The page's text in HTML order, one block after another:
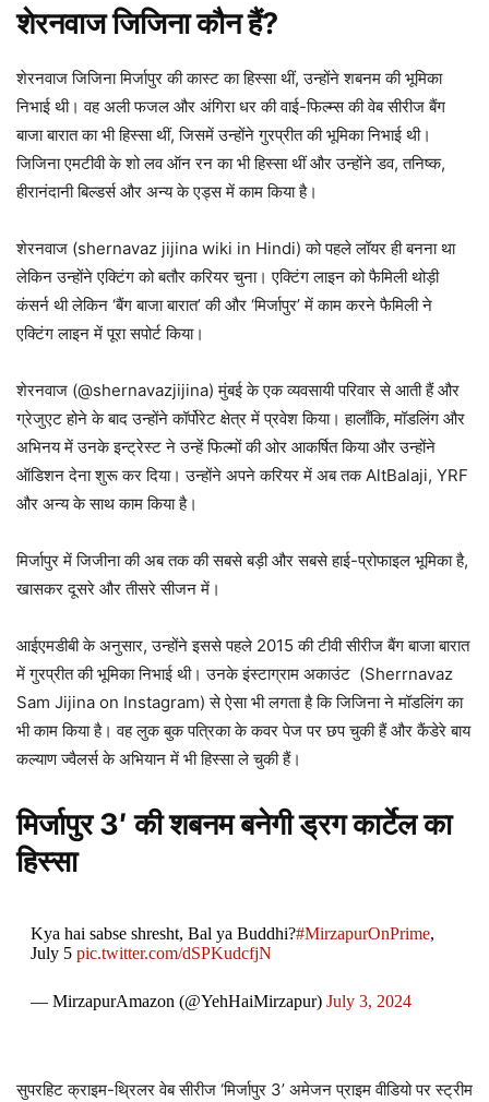
शेरनवाज जिजिना कौन हैं?
शेरनवाज जिजिना मिर्जापुर की कास्ट का हिस्सा थीं, उन्होंने शबनम की भूमिका
निभाई थी। वह अली फजल और अंगिरा धर की वाई-फिल्म्स की वेब सीरीज बैंग
बाजा बारात का भी हिस्सा थीं, जिसमें उन्होंने गुरप्रीत की भूमिका निभाई थी।
जिजिना एमटीवी के शो लव ऑन रन का भी हिस्सा थीं और उन्होंने डव, तनिष्क,
हीरानंदानी बिल्डर्स और अन्य के एड्स में काम किया है।
शेरनवाज (shernavaz jijina wiki in Hindi) को पहले लॉयर ही बनना था
लेकिन उन्होंने एक्टिंग को बतौर करियर चुना। एक्टिंग लाइन को फैमिली थोड़ी
कंसर्न थी लेकिन ‘बैंग बाजा बारात’ की और ‘मिर्जापुर’ में काम करने फैमिली ने
एक्टिंग लाइन में पूरा सपोर्ट किया।
शेरनवाज (@shernavazjijina) मुंबई के एक व्यवसायी परिवार से आती हैं और
ग्रेजुएट होने के बाद उन्होंने कॉर्पोरेट क्षेत्र में प्रवेश किया। हालाँकि, मॉडलिंग और
अभिनय में उनके इन्ट्रेस्ट ने उन्हें फिल्मों की ओर आकर्षित किया और उन्होंने
ऑडिशन देना शुरू कर दिया। उन्होंने अपने करियर में अब तक AltBalaji, YRF
और अन्य के साथ काम किया है।
मिर्जापुर में जिजीना की अब तक की सबसे बड़ी और सबसे हाई-प्रोफाइल भूमिका है,
खासकर दूसरे और तीसरे सीजन में।
आईएमडीबी के अनुसार, उन्होंने इससे पहले 2015 की टीवी सीरीज बैंग बाजा बारात
में गुरप्रीत की भूमिका निभाई थी। उनके इंस्टाग्राम अकाउंट (Sherrnavaz
Sam Jijina on Instagram) से ऐसा भी लगता है कि जिजिना ने मॉडलिंग का
भी काम किया है। वह लुक बुक पत्रिका के कवर पेज पर छप चुकी हैं और कैंडेरे बाय
कल्याण ज्वैलर्स के अभियान में भी हिस्सा ले चुकी हैं।
मिर्जापुर 3′ की शबनम बनेगी ड्रग कार्टेल का
हिस्सा
Kya hai sabse shresht, Bal ya Buddhi?#MirzapurOnPrime,
July 5 pic.twitter.com/dSPKudcfjN
— MirzapurAmazon (@YehHaiMirzapur) July 3, 2024
सुपरहिट क्राइम-थ्रिलर वेब सीरीज ‘मिर्जापुर 3’ अमेजन प्राइम वीडियो पर स्ट्रीम